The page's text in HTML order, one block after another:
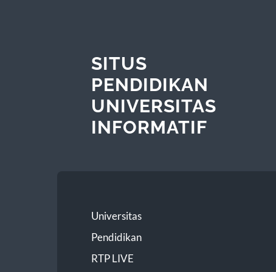
SITUS
PENDIDIKAN
UNIVERSITAS
INFORMATIF
Universitas
Pendidikan
RTP LIVE